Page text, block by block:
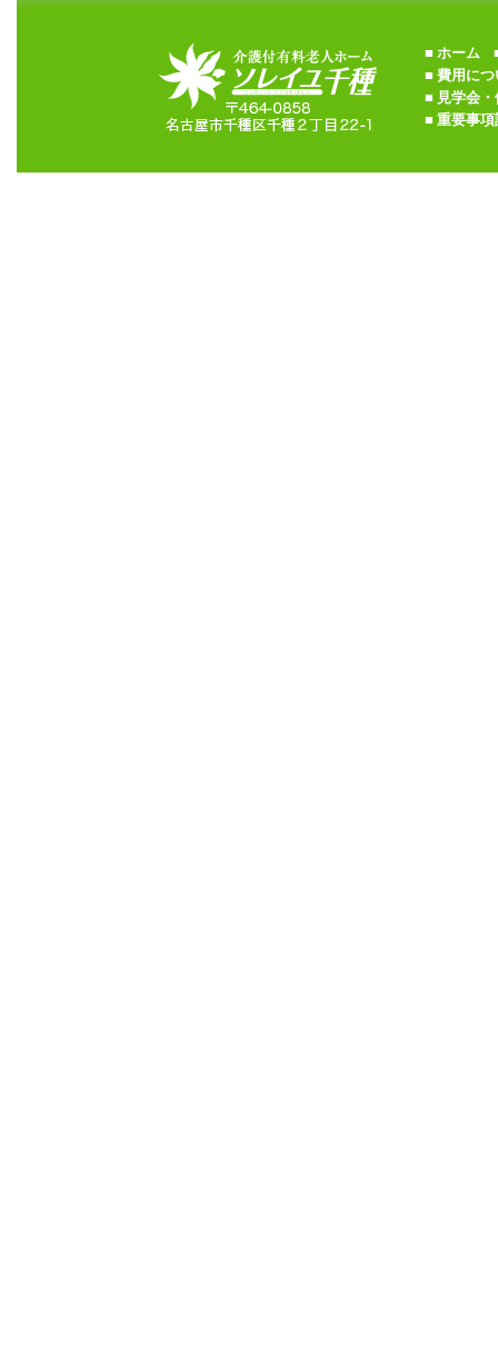
■ ホーム
■ 費用につ
■ 見学会
■ 重要事項